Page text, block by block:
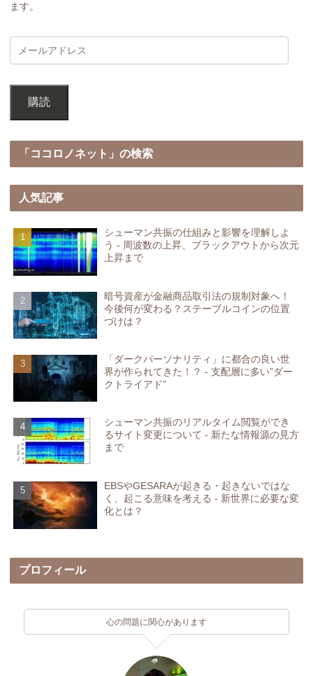
ます。
購読
「ココロノネット」の検索
人気記事
シューマン共振の仕組みと影響を理解しよ
う - 周波数の上昇、ブラックアウトから次元
上昇まで
暗号資産が金融商品取引法の規制対象へ！
今後何が変わる？ステーブルコインの位置
づけは？
「ダークパーソナリティ」に都合の良い世
界が作られてきた！？ - 支配層に多い”ダー
クトライアド”
シューマン共振のリアルタイム閲覧ができ
るサイト変更について - 新たな情報源の見方
まで
EBSやGESARAが起きる・起きないではな
く、起こる意味を考える - 新世界に必要な変
化とは？
プロフィール
心の問題に関心があります